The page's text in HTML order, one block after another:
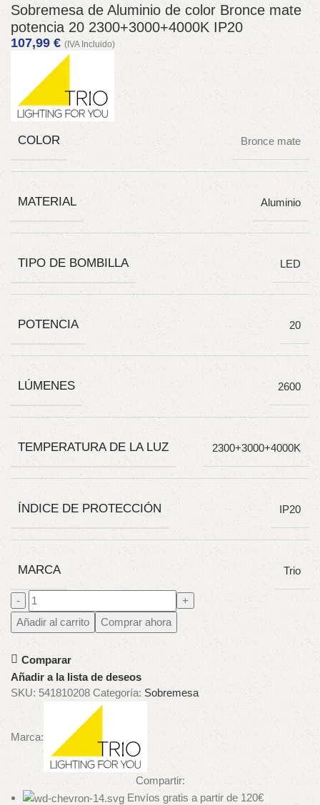
Sobremesa de Aluminio de color Bronce mate
potencia 20 2300+3000+4000K IP20
107,99 € (IVA Incluido)
COLOR Bronce mate
MATERIAL Aluminio
TIPO DE BOMBILLA LED
POTENCIA 20
LÚMENES 2600
TEMPERATURA DE LA LUZ 2300+3000+4000K
ÍNDICE DE PROTECCIÓN IP20
MARCA Trio
Añadir al carrito Comprar ahora
Comparar
Añadir a la lista de deseos
SKU: 541810208 Categoría: Sobremesa
Marca:
Compartir:
Envíos gratis a partir de 120€